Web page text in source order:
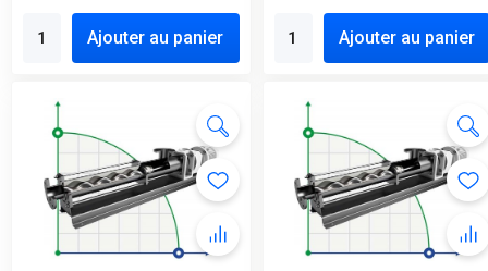
Ajouter au panier Ajouter au panier